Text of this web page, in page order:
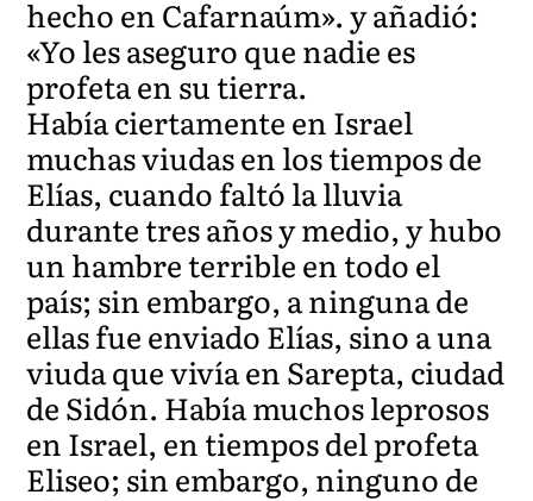
hecho en Cafarnaúm». y añadió:
«Yo les aseguro que nadie es
profeta en su tierra.
Había ciertamente en Israel
muchas viudas en los tiempos de
Elías, cuando faltó la lluvia
durante tres años y medio, y hubo
un hambre terrible en todo el
país; sin embargo, a ninguna de
ellas fue enviado Elías, sino a una
viuda que vivía en Sarepta, ciudad
de Sidón. Había muchos leprosos
en Israel, en tiempos del profeta
Eliseo; sin embargo, ninguno de